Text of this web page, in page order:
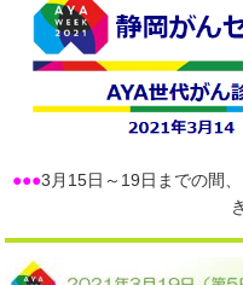
●●●3月15日～19日までの間